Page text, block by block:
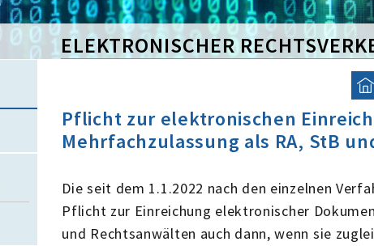
ELEKTRONISCHER
Pflicht zur elektronischen
Mehrfachzulassung als RA, StB
Die seit dem 1.1.2022 nach den einzelnen
Pflicht zur Einreichung elektronischer
und Rechtsanwälten auch dann, wenn sie